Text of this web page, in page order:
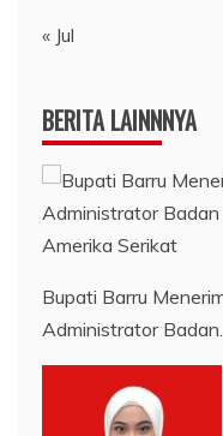
« Jul
BERITA LAINNNYA
Bupati Barru
Administrator Badan…